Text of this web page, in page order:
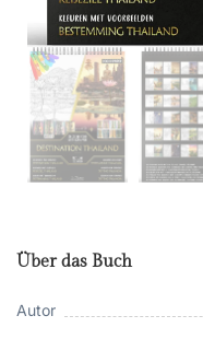
Über das Buch
Autor